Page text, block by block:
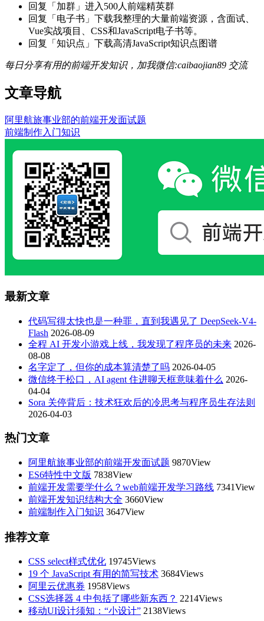
回复「加群」进入500人前端精英群
回复「电子书」下载我整理的大量前端资源，含面试、
Vue实战项目、CSS和JavaScript电子书等。
回复「知识点」下载高清JavaScript知识点图谱
每日分享有用的前端开发知识，加我微信:caibaojian89 交流
文章导航
阿里航旅事业部的前端开发面试题
前端制作入门知识
最新文章
代码写得太快也是一种罪，直到我遇见了 DeepSeek-V4-
Flash 2026-08-09
全程 AI 开发小游戏上线，我发现了程序员的未来 2026-
08-08
名字定了，但你的成本算清楚了吗 2026-04-05
微信终于松口，AI agent 住进聊天框意味着什么 2026-
04-04
Sora 关停背后：技术狂欢后的冷思考与程序员生存法则
2026-04-03
热门文章
阿里航旅事业部的前端开发面试题 9870View
ES6特性中文版 7838View
前端开发需要学什么？web前端开发学习路线 7341View
前端开发知识结构大全 3660View
前端制作入门知识 3647View
推荐文章
CSS select样式优化 19745Views
19 个 JavaScript 有用的简写技术 3684Views
阿里云优惠券 1958Views
CSS选择器 4 中包括了哪些新东西？ 2214Views
移动UI设计须知：“小设计” 2138Views